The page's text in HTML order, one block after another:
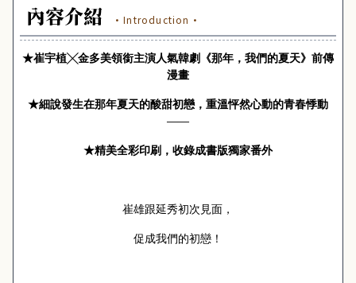
內容介紹 ·Introduction·
★崔宇植╳金多美領銜主演人氣韓劇《那年，我們的夏天》前傳
漫畫
★細說發生在那年夏天的酸甜初戀，重溫怦然心動的青春悸動
——
★精美全彩印刷，收錄成書版獨家番外
崔雄跟延秀初次見面，
促成我們的初戀！